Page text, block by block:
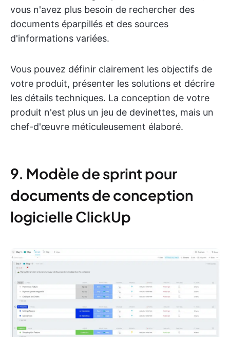
vous n'avez plus besoin de rechercher des
documents éparpillés et des sources
d'informations variées.
Vous pouvez définir clairement les objectifs de
votre produit, présenter les solutions et décrire
les détails techniques. La conception de votre
produit n'est plus un jeu de devinettes, mais un
chef-d'œuvre méticuleusement élaboré.
9. Modèle de sprint pour
documents de conception
logicielle ClickUp